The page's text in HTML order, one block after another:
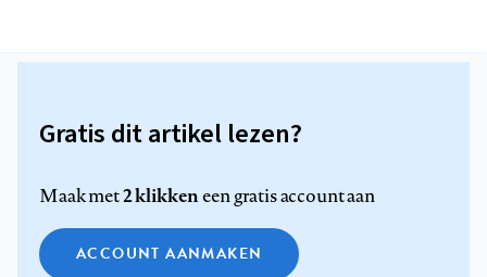
Gratis dit artikel lezen?
Maak met2 klikkeneen gratis account aan
ACCOUNT AANMAKEN